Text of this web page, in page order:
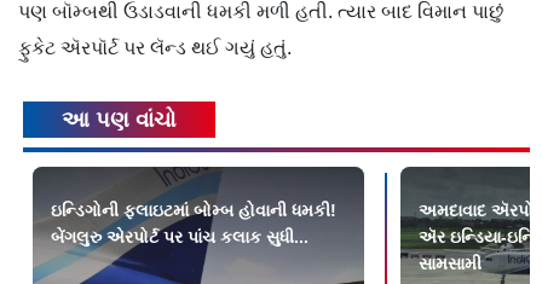
પણ બૉમ્બથી ઉડાડવાની ધમકી મળી હતી. ત્યાર બાદ વિમાન પાછું
ફુકેટ ઍરપૉર્ટ પર લૅન્ડ થઈ ગયું હતું.
આ પણ વાંચો
ઇન્ડિગોની ફ્લાઇટમાં બોમ્બ હોવાની ધમકી!
બેંગલુરુ એરપોર્ટ પર પાંચ કલાક સુધી...
અમદાવાદ
ઍર ઇન્ડિયા-
સામસામી